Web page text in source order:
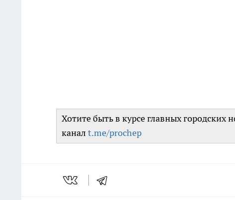
Хотите быть в курсе главных городских
канал t.me/prochep